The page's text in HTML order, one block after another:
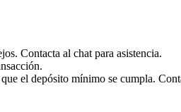
Contacta al chat para asistencia.
el depósito mínimo se cumpla.